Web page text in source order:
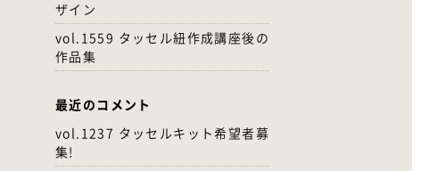
ザイン
vol.1559 タッセル紐作成講座後の
作品集
最近のコメント
vol.1237 タッセルキット希望者募
集!